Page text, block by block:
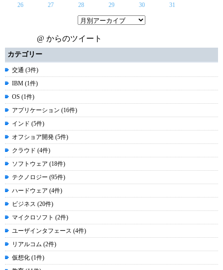
26
27 28 29 30 31
@ からのツイート
カテゴリー
交通 (3件)
IBM (1件)
OS (1件)
アプリケーション (16件)
インド (5件)
オフショア開発 (5件)
クラウド (4件)
ソフトウェア (18件)
テクノロジー (95件)
ハードウェア (4件)
ビジネス (20件)
マイクロソフト (2件)
ユーザインタフェース (4件)
リアルコム (2件)
仮想化 (1件)